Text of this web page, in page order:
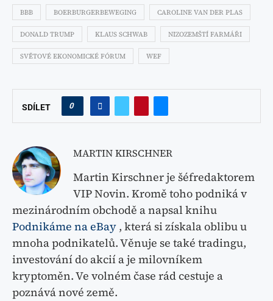
BBB BOERBURGERBEWEGING CAROLINE VAN DER PLAS
DONALD TRUMP KLAUS SCHWAB NIZOZEMŠTÍ FARMÁŘI
SVĚTOVÉ EKONOMICKÉ FÓRUM WEF
SDÍLET 0
MARTIN KIRSCHNER
Martin Kirschner je šéfredaktorem
VIP Novin. Kromě toho podniká v
mezinárodním obchodě a napsal knihu
Podnikáme na eBay , která si získala oblibu u
mnoha podnikatelů. Věnuje se také tradingu,
investování do akcií a je milovníkem
kryptoměn. Ve volném čase rád cestuje a
poznává nové země.